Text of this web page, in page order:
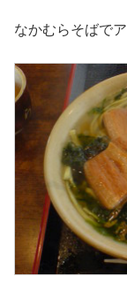
なかむらそばで